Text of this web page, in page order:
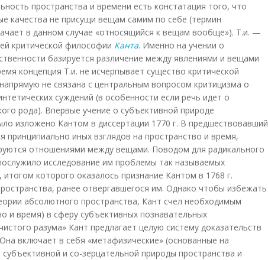
пространства и времени есть констатация того, что
качества не присущи вещам самим по себе (термин
в данном случае «относящийся к вещам вообще»). Т.и. —
критической философии Канта. Именно на учении о
базируется различение между явлениями и вещами
концепция Т.и. не исчерпывает существо критической
не связана с центральным вопросом критицизма о
суждений (в особенности если речь идет о
рода). Впервые учение о субъективной природе
изложено Кантом в диссертации 1770 г. В предшествовавший
принципиально иных взглядов на пространство и время,
отношениями между вещами. Поводом для радикального
исследование им проблемы так называемых
итогом которого оказалось признание Кантом в 1768 г.
ранее отвергавшегося им. Однако чтобы избежать
абсолютного пространства, Кант счел необходимым
и время) в сферу субъективных познавательных
разума» Кант предлагает целую систему доказательств
включает в себя «метафизические» (основанные на
и со-зерцательной природы пространства и